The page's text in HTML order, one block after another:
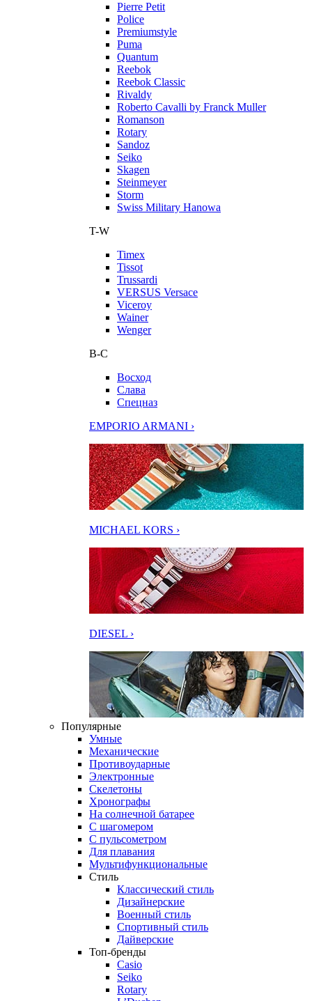
Pierre Petit
Police
Premiumstyle
Puma
Quantum
Reebok
Reebok Classic
Rivaldy
Roberto Cavalli by Franck Muller
Romanson
Rotary
Sandoz
Seiko
Skagen
Steinmeyer
Storm
Swiss Military Hanowa
T-W
Timex
Tissot
Trussardi
VERSUS Versace
Viceroy
Wainer
Wenger
В-С
Восход
Слава
Спецназ
EMPORIO ARMANI ›
MICHAEL KORS ›
DIESEL ›
Популярные
Умные
Механические
Противоударные
Электронные
Скелетоны
Хронографы
На солнечной батарее
С шагомером
С пульсометром
Для плавания
Мультифункциональные
Стиль
Классический стиль
Дизайнерские
Военный стиль
Спортивный стиль
Дайверские
Топ-бренды
Casio
Seiko
Rotary